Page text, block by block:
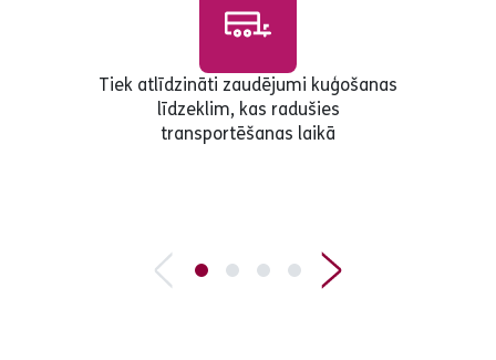
Tiek atlīdzināti zaudējumi kuģošanas
līdzeklim, kas radušies
transportēšanas laikā